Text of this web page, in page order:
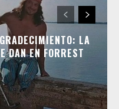
LA
DAN EN FORREST